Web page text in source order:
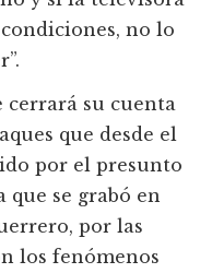
no lo
cerrará su cuenta
que desde el
por el presunto
se grabó en
por las
los fenómenos